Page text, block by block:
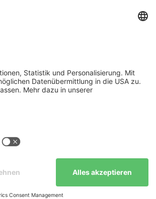
die Abschaffung der festen
ab dem 1. Januar 2027 vor.
Pforzheim sowie des KfW-
inklusive.
in Pforzheim?
des Schwarzwalds gute solare
und Nagold sorgt für wenig horizontale
den 1950er bis 1980er Jahren sind
geeignet. Entscheidend für die
allein als die Kombination
und Systemgröße.